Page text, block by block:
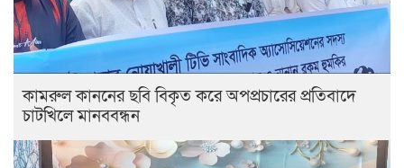
কামরুল কাননের ছবি বিকৃত করে অপপ্রচারের প্রতিবাদে
চাটখিলে মানববন্ধন